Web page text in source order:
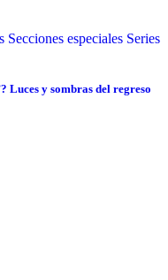
Secciones especiales Series
Luces y sombras del regreso